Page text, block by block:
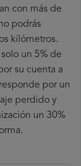
con más de
podrás
kilómetros.
un 5% de
su cuenta a
por un
perdido y
un 30%